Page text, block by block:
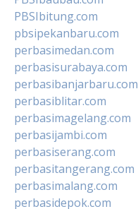
PBSIbitung.com
pbsipekanbaru.com
perbasimedan.com
perbasisurabaya.com
perbasibanjarbaru.com
perbasiblitar.com
perbasimagelang.com
perbasijambi.com
perbasiserang.com
perbasitangerang.com
perbasimalang.com
perbasidepok.com